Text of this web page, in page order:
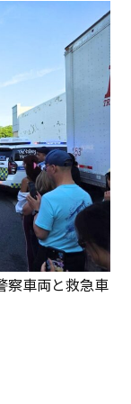
察車両と救急車